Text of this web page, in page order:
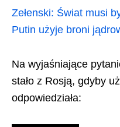
Zełenski: Świat musi
Putin użyje broni
Na wyjaśniające
stało z Rosją, gdyby
odpowiedziała: